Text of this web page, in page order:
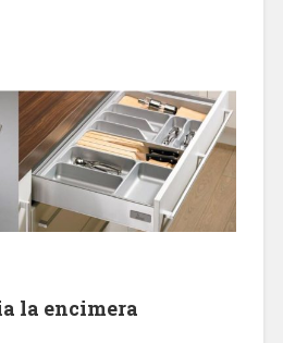
la encimera